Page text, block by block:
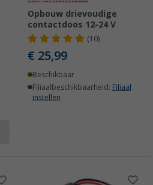
Opbouw drievoudige
contactdoos 12-24 V
(10)
€ 25,99
Beschikbaar
Filiaalbeschikbaarheid: Filiaal
instellen